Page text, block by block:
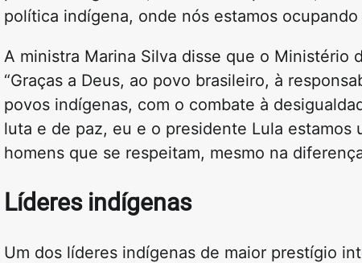
política indígena, onde nós estamos
A ministra Marina Silva disse que o Ministério
“Graças a Deus, ao povo brasileiro, à
povos indígenas, com o combate à
luta e de paz, eu e o presidente Lula estamos
homens que se respeitam, mesmo na
Líderes indígenas
Um dos líderes indígenas de maior prestígio